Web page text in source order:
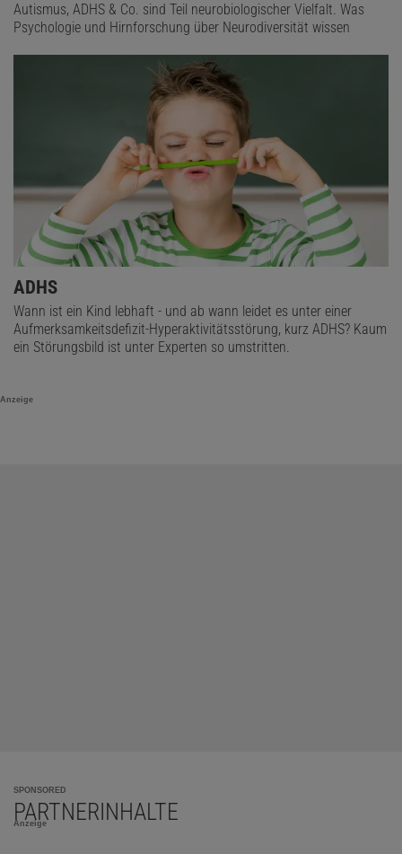
Autismus, ADHS & Co. sind Teil neurobiologischer Vielfalt. Was
Psychologie und Hirnforschung über Neurodiversität wissen
ADHS
Wann ist ein Kind lebhaft - und ab wann leidet es unter einer
Aufmerksamkeitsdefizit-Hyperaktivitätsstörung, kurz ADHS? Kaum
ein Störungsbild ist unter Experten so umstritten.
Anzeige
SPONSORED
PARTNERINHALTE
Anzeige